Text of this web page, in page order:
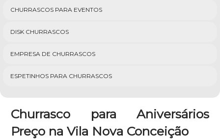
CHURRASCOS PARA EVENTOS
DISK CHURRASCOS
EMPRESA DE CHURRASCOS
ESPETINHOS PARA CHURRASCOS
Churrasco para Aniversários
Preço na Vila Nova Conceição